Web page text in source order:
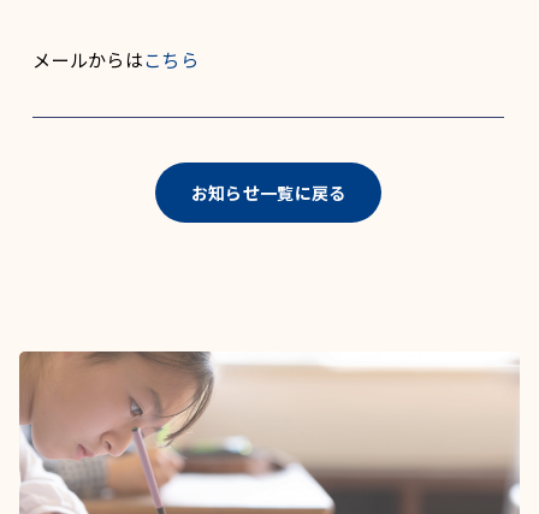
メールからはこちら
お知らせ一覧に戻る